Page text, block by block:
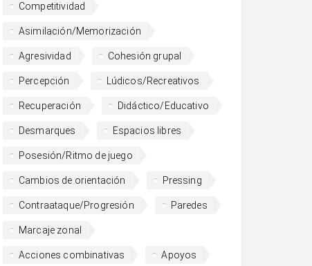
Competitividad
Asimilación/Memorización
Agresividad Cohesión grupal
Percepción Lúdicos/Recreativos
Recuperación Didáctico/Educativo
Desmarques Espacios libres
Posesión/Ritmo de juego
Cambios de orientación Pressing
Contraataque/Progresión Paredes
Marcaje zonal
Acciones combinativas Apoyos